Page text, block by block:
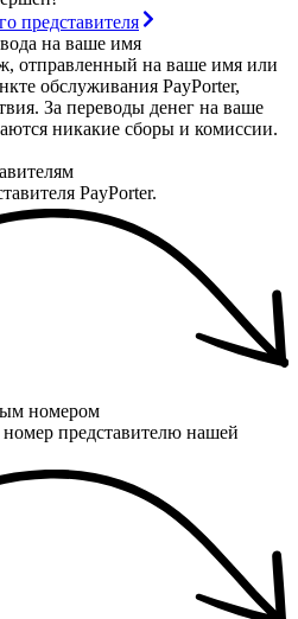
представителя
на ваше имя
отправленный на ваше имя или
обслуживания PayPorter,
За переводы денег на ваше
никакие сборы и комиссии.
PayPorter.
номером
представителю нашей